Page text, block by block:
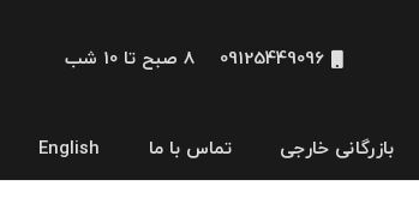
09125449096 8 صبح تا 10 شب
بازرگانی خارجی تماس با ما English